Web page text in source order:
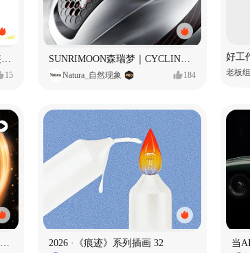
立吞 柚子大米IPA 精酿啤酒包装设计
15
SUNRIMOON森瑞梦｜CYCLING HELMET CG｜气动骑行头盔
Natura_自然现象 184
好工
老板
2026 ·《痕迹》系列插画 32 当